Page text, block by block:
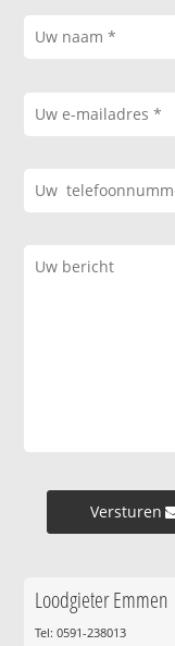
Versturen »
Loodgieter Emmen
Tel: 0591-238013